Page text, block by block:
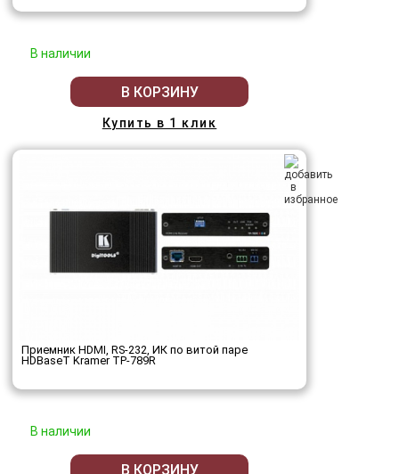
В наличии
В КОРЗИНУ
Купить в 1 клик
Приемник HDMI, RS-232, ИК по витой паре
HDBaseT Kramer TP-789R
В наличии
В КОРЗИНУ